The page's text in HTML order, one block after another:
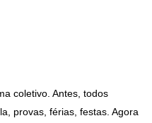
coletivo. Antes, todos
provas, férias, festas. Agora